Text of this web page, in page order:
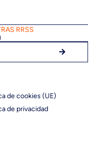
RRSS
de cookies (UE)
de privacidad